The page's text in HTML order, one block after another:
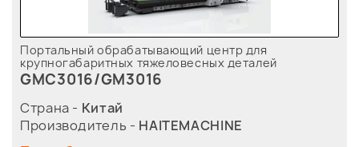
Портальный обрабатывающий центр для
крупногабаритных тяжеловесных деталей
GMC3016/GM3016
Страна - Китай
Производитель - HAITEMACHINE